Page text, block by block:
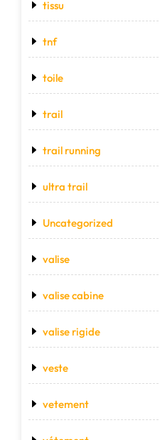
tissu
tnf
toile
trail
trail running
ultra trail
Uncategorized
valise
valise cabine
valise rigide
veste
vetement